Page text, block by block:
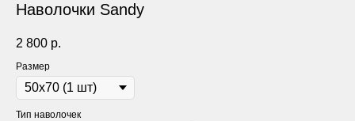
Наволочки Sandy
2 800 р.
Размер
Тип наволочек